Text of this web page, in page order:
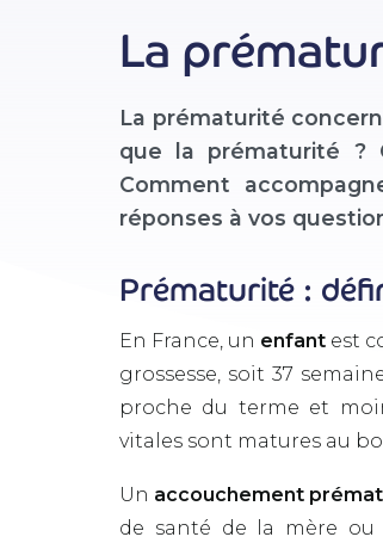
La
La prématurité
que la prématurité ?
Comment
réponses à vos
Prématurité :
En France, un enfant est
grossesse, soit 37
proche du terme et
vitales sont matures au
Un accouchement
de santé de la mère ou